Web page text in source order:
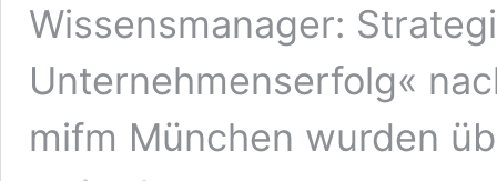
Wissensmanager:
Unternehmenserfolg«
mifm München wurden